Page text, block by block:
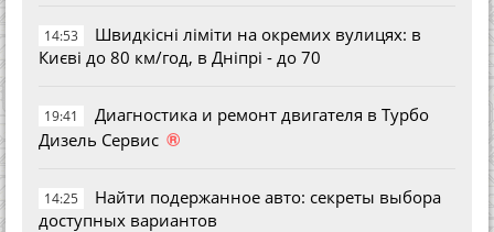
14:53
Швидкісні ліміти на окремих вулицях: в
Києві до 80 км/год, в Дніпрі - до 70
19:41
Диагностика и ремонт двигателя в Турбо
Дизель Сервис ®
14:25
Найти подержанное авто: секреты выбора
доступных вариантов